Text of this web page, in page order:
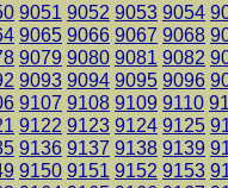
9051 9052 9053 9054
9065 9066 9067 9068
9079 9080 9081 9082
9093 9094 9095 9096
9107 9108 9109 9110
9122 9123 9124 9125
9136 9137 9138 9139
9150 9151 9152 9153